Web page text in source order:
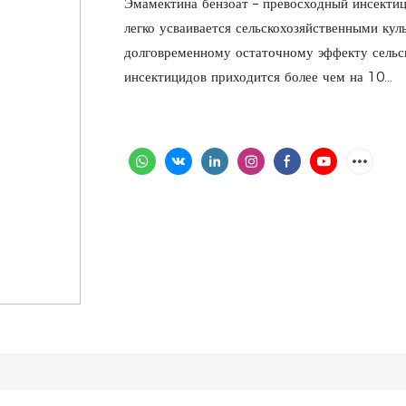
легко усваивается сельскохозяйственными
долговременному остаточному эффекту
инсектицидов приходится более чем на 10...